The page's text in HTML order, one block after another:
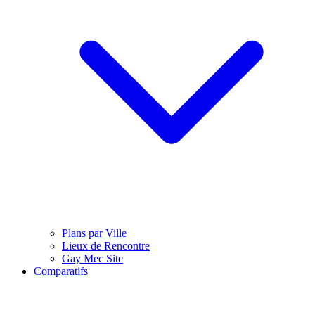
Plans par Ville
Lieux de Rencontre
Gay Mec Site
Comparatifs